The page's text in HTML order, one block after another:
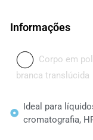
Informações
Corpo em
branca translúcida
Ideal para
cromatografia,